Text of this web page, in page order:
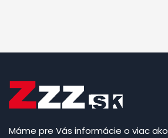
Máme pre Vás informácie o viac ako